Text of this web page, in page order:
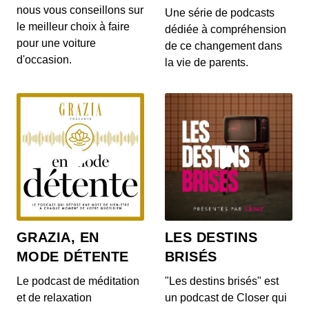
de...
La Table Tulipe : une révolution
sculpturale du design - CULTE
00:05:44 - IL Y A 4 MOIS
intempo...
Polaroid SX-70 : L'Art de capturer
l'instant - CULTE
00:06:51 - IL Y A 5 MOIS
Dans l'épisode d'aujourd'hui, plongeons dans
l'univers fascinant du Polaroid SX-70, cet
appareil...
PH 5 : L'élégance de la lumière, signée
00:05:10 - IL Y A 5 MOIS
Dans cet épisode de CULTE, plongez dans
découvrez l'his...
DSW : La chaise qui a redéfini le design
nous vous conseillons sur
le meilleur choix à faire
pour une voiture
d'occasion.
Une série de podcasts
dédiée à compréhension
de ce changement dans
la vie de parents.
GRAZIA, EN
MODE DÉTENTE
Le podcast de méditation
et de relaxation
LES DESTINS
BRISÉS
"Les destins brisés" est
un podcast de Closer qui